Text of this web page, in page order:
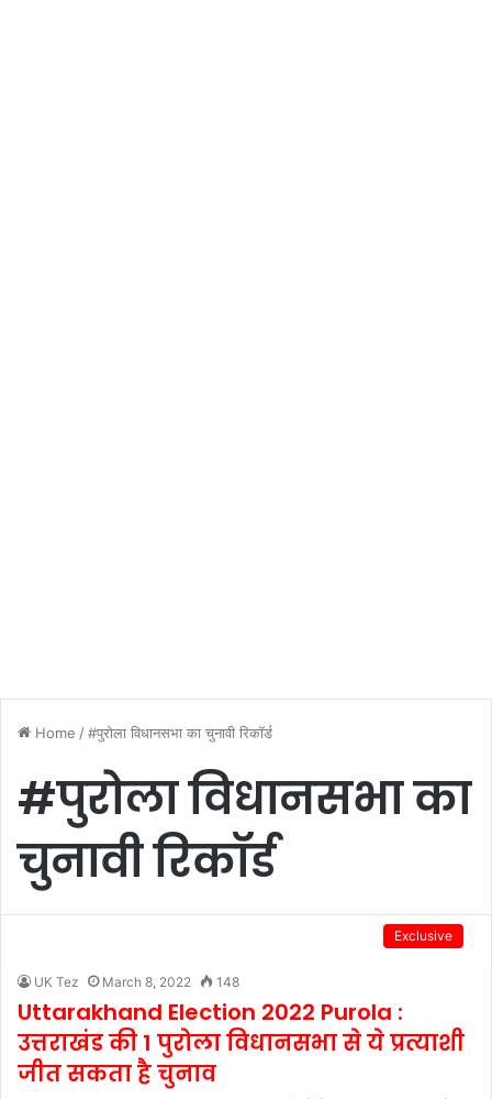
Home /#पुरोला विधानसभा का चुनावी रिकॉर्ड
#पुरोला विधानसभा का
चुनावी रिकॉर्ड
Exclusive
UK Tez March 8, 2022 148
Uttarakhand Election 2022 Purola :
उत्तराखंड की 1 पुरोला विधानसभा से ये प्रत्याशी
जीत सकता है चुनाव